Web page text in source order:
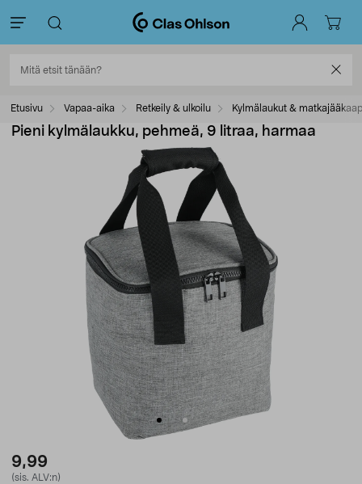
Etusivu Vapaa-aika Retkeily & ulkoilu Kylmälaukut &
Pieni kylmälaukku, pehmeä, 9 litraa, harmaa
9,99
(sis. ALV:n)